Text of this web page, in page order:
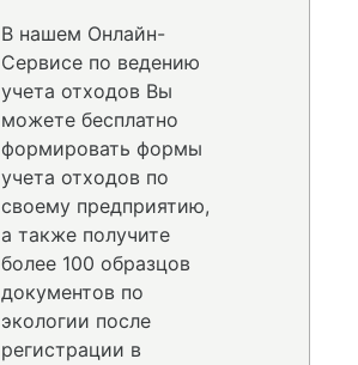
В нашем Онлайн-
Сервисе по ведению
учета отходов Вы
можете бесплатно
формировать формы
учета отходов по
своему предприятию,
а также получите
более 100 образцов
документов по
экологии после
регистрации в